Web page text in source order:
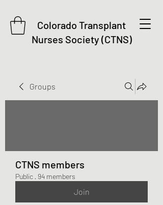
Colorado Transplant
Nurses Society (CTNS)
Groups
CTNS members
Public · 94 members
Join